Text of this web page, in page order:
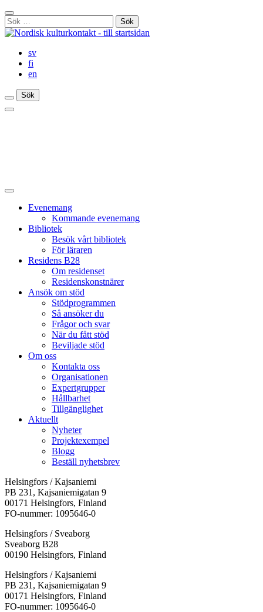
Gå
till
innehåll
Stäng
sökfält
Sök
efter:
sv
fi
en
Sök
Sök
Sök
Huvudmeny
Stäng
huvudmenyn
Evenemang
Kommande evenemang
Bibliotek
Besök vårt bibliotek
För läraren
Residens B28
Om residenset
Residenskonstnärer
Ansök om stöd
Stödprogrammen
Så ansöker du
Frågor och svar
När du fått stöd
Beviljade stöd
Om oss
Kontakta oss
Organisationen
Expertgrupper
Hållbarhet
Tillgänglighet
Aktuellt
Nyheter
Projektexempel
Blogg
Beställ nyhetsbrev
Helsingfors / Kajsaniemi
PB 231, Kajsaniemigatan 9
00171 Helsingfors, Finland
FO-nummer: 1095646-0
Helsingfors / Sveaborg
Sveaborg B28
00190 Helsingfors, Finland
Facebook:
Öppnas
i
en
Instagram:
Öppnas
i
en
TikTok:
Öppnas
i
en
Youtube:
Öppnas
i
en
Vimeo:
Öppnas
i
en
Helsingfors / Kajsaniemi
PB 231, Kajsaniemigatan 9
00171 Helsingfors, Finland
FO-nummer: 1095646-0